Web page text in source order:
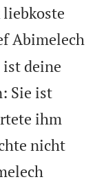
liebkoste
Abimelech
ist deine
Sie ist
ihm
nicht